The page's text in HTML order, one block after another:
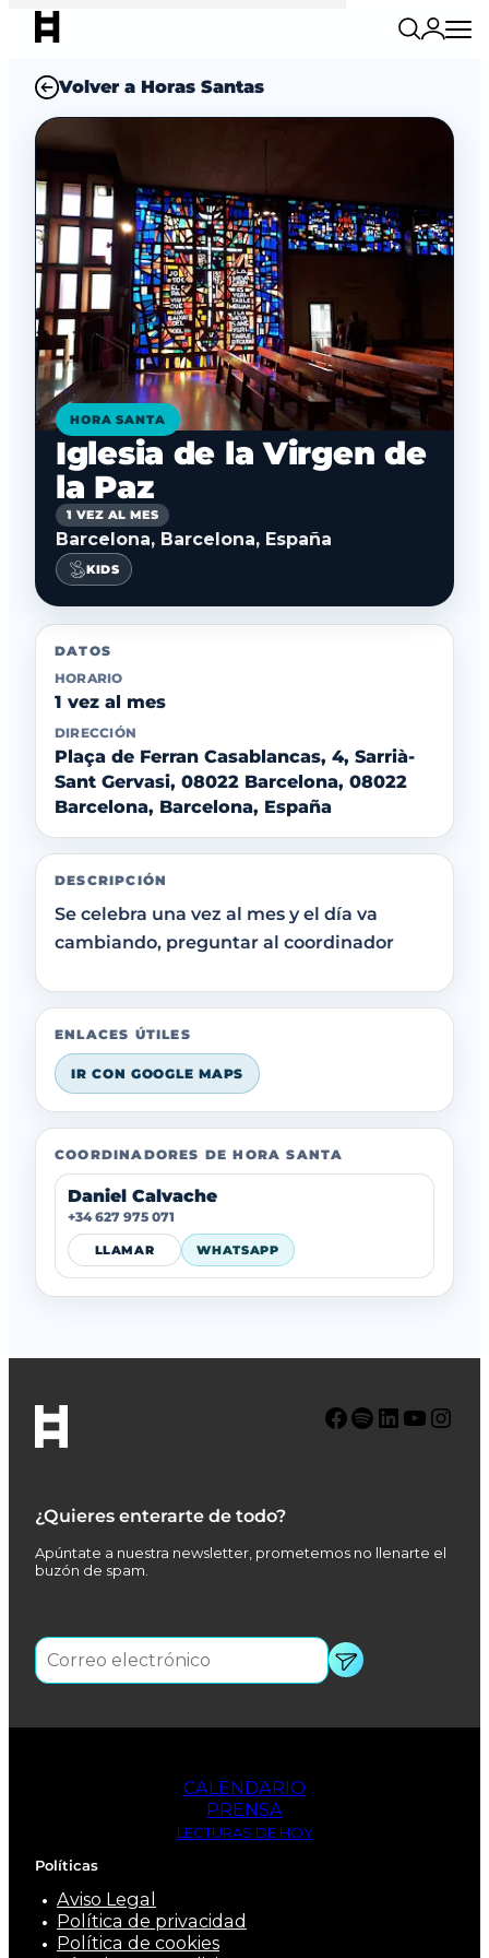
Volver a Horas Santas
HORA SANTA
Iglesia de la Virgen de
la Paz
1 VEZ AL MES
Barcelona, Barcelona, España
KIDS
DATOS
HORARIO
1 vez al mes
DIRECCIÓN
Plaça de Ferran Casablancas, 4, Sarrià-
Sant Gervasi, 08022 Barcelona, 08022
Barcelona, Barcelona, España
DESCRIPCIÓN
Se celebra una vez al mes y el día va
cambiando, preguntar al coordinador
ENLACES ÚTILES
IR CON GOOGLE MAPS
COORDINADORES DE HORA SANTA
Daniel Calvache
+34 627 975 071
LLAMAR WHATSAPP
¿Quieres enterarte de todo?
Apúntate a nuestra newsletter, prometemos no llenarte el
buzón de spam.
Facebook Spotify LinkedIn YouTube Instagram
CALENDARIO
PRENSA
LECTURAS DE HOY
Políticas
Aviso Legal
Política de privacidad
Política de cookies